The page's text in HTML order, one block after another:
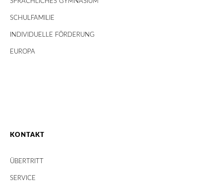
SCHULFAMILIE
INDIVIDUELLE FÖRDERUNG
EUROPA
KONTAKT
ÜBERTRITT
SERVICE